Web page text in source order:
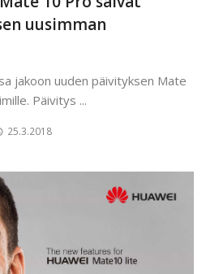
uusimman
jakoon uuden päivityksen Mate
Päivitys ...
25.3.2018